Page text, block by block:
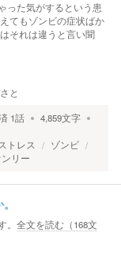
った気がするという患
てもゾンビの症状ばか
それは違うと言い聞
と
1話 4,859文字
ストレス
ゾンビ
リー
全文を読む（168文